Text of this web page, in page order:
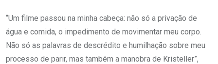
“Um filme passou na minha cabeça: não só a privação de
água e comida, o impedimento de movimentar meu corpo.
Não só as palavras de descrédito e humilhação sobre meu
processo de parir, mas também a manobra de Kristeller”,